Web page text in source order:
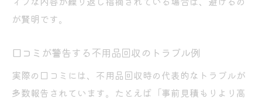
が賢明です。
口コミが警告する不用品回収のトラブル例
実際の口コミには、不用品回収時の代表的なトラブルが
多数報告されています。たとえば「事前見積もりより高